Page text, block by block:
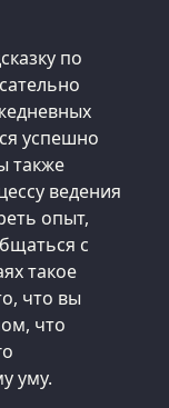
по
успешно
также
ведения
опыт,
с
такое
что вы
что
уму.